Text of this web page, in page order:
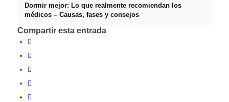
Dormir mejor: Lo que realmente recomiendan los
médicos – Causas, fases y consejos
Compartir esta entrada